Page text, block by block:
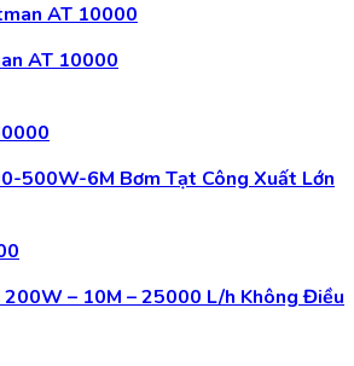
hiện
là:
AT 10000
500W-6M Bơm Tạt Công Xuất Lớn
– 10M – 25000 L/h Không Điều